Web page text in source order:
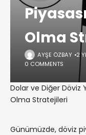
Olma
AYŞE ÖZBAY 2
0 COMMENTS
Dolar ve Diğer Döviz
Olma Stratejileri
Günümüzde, döviz